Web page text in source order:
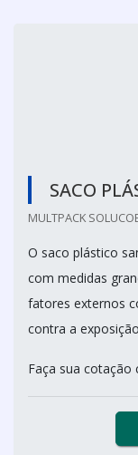
SACO
MULTPACK
O saco plástico
com medidas
fatores externos
contra a
Faça sua cotação